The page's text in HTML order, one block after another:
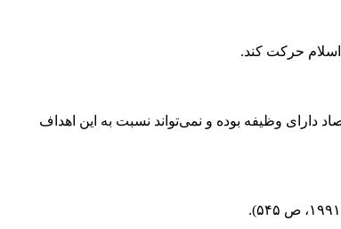
اسلام حرکت کند.
دارای وظیفه بوده و نمی‌تواند نسبت به این اهداف